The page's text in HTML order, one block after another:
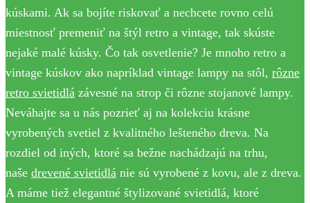
kúskami. Ak sa bojíte riskovať a nechcete rovno celú
miestnosť premeniť na štýl retro a vintage, tak skúste
nejaké malé kúsky. Čo tak osvetlenie? Je mnoho retro a
vintage kúskov ako napríklad vintage lampy na stôl, rôzne
retro svietidlá závesné na strop či rôzne stojanové lampy.
Neváhajte sa u nás pozrieť aj na kolekciu krásne
vyrobených svetiel z kvalitného lešteného dreva. Na
rozdiel od iných, ktoré sa bežne nachádzajú na trhu,
naše drevené svietidlá nie sú vyrobené z kovu, ale z dreva.
A máme tiež elegantné štylizované svietidlá, ktoré